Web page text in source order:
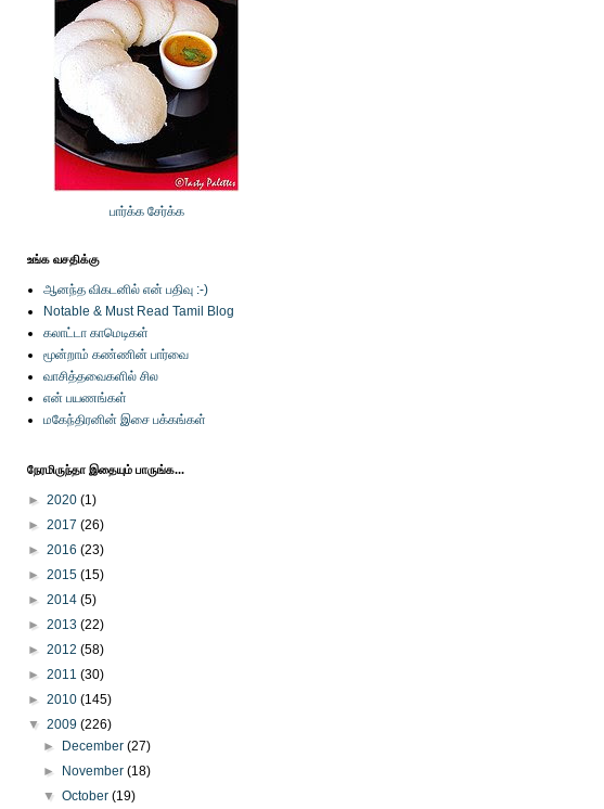
பார்க்க சேர்க்க
உங்க வசதிக்கு
ஆனந்த விகடனில் என் பதிவு :-)
Notable & Must Read Tamil Blog
கலாட்டா காமெடிகள்
மூன்றாம் கண்ணின் பார்வை
வாசித்தவைகளில் சில
என் பயணங்கள்
மகேந்திரனின் இசை பக்கங்கள்
நேரமிருந்தா இதையும் பாருங்க...
► 2020 (1)
► 2017 (26)
► 2016 (23)
► 2015 (15)
► 2014 (5)
► 2013 (22)
► 2012 (58)
► 2011 (30)
► 2010 (145)
▼ 2009 (226)
►
December(27)
►
November(18)
▼October(19)